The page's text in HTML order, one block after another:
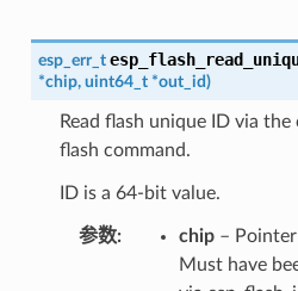
esp_err_t
*chip, uint64_t *out_id)
Read flash unique ID via the
flash command.
ID is a 64-bit value.
参数 chip– Pointer
Must have